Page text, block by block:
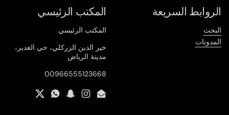
الروابط السريعة
البحث
المدونات
المكتب الرئيسي
المكتب الرئيسي
خير الدين الزركلي، حي الغدير،
مدينة الرياض
00966555123668
Email
Instagram
Snapchat
WhatsApp
Twitter